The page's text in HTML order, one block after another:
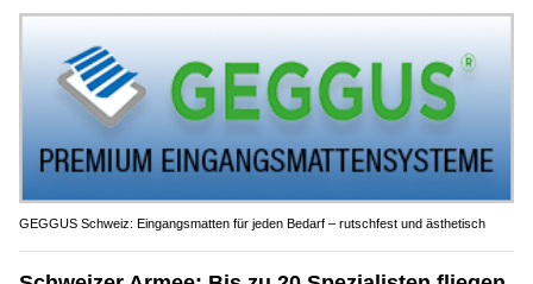
GEGGUS Schweiz: Eingangsmatten für jeden Bedarf – rutschfest und ästhetisch